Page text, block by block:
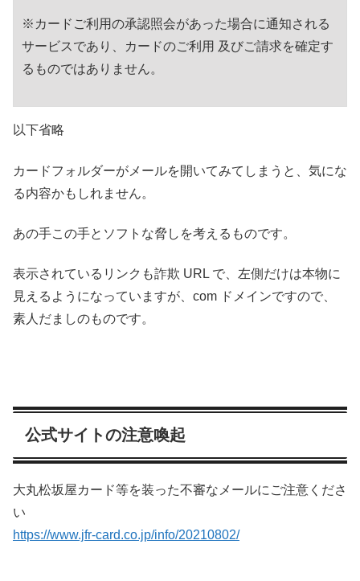
※カードご利用の承認照会があった場合に通知される
サービスであり、カードのご利用 及びご請求を確定す
るものではありません。
以下省略
カードフォルダーがメールを開いてみてしまうと、気にな
る内容かもしれません。
あの手この手とソフトな脅しを考えるものです。
表示されているリンクも詐欺 URL で、左側だけは本物に
見えるようになっていますが、com ドメインですので、
素人だましのものです。
公式サイトの注意喚起
大丸松坂屋カード等を装った不審なメールにご注意くださ
い
https://www.jfr-card.co.jp/info/20210802/